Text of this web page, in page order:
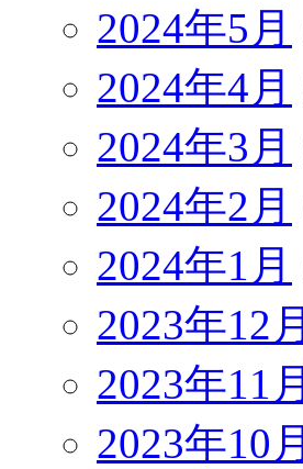
2024年5月
2024年4月
2024年3月
2024年2月
2024年1月
2023年12月
2023年11月
2023年10月